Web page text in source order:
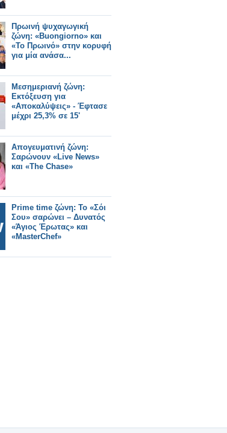
Πρωινή ψυχαγωγική
ζώνη: «Buongiorno» και
«Το Πρωινό» στην κορυφή
για μία ανάσα...
Μεσημεριανή ζώνη:
Εκτόξευση για
«Αποκαλύψεις» - Έφτασε
μέχρι 25,3% σε 15'
Απογευματινή ζώνη:
Σαρώνουν «Live News»
και «The Chase»
Prime time ζώνη: Το «Σόι
Σου» σαρώνει – Δυνατός
«Άγιος Έρωτας» και
«MasterChef»